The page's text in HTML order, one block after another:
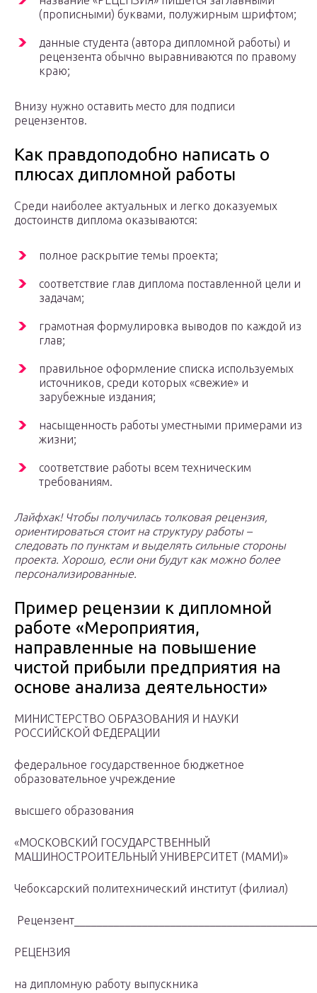
(прописными) буквами, полужирным шрифтом;
данные студента (автора дипломной работы) и
рецензента обычно выравниваются по правому
краю;
Внизу нужно оставить место для подписи
рецензентов.
Как правдоподобно написать о
плюсах дипломной работы
Среди наиболее актуальных и легко доказуемых
достоинств диплома оказываются:
полное раскрытие темы проекта;
соответствие глав диплома поставленной цели и
задачам;
грамотная формулировка выводов по каждой из
глав;
правильное оформление списка используемых
источников, среди которых «свежие» и
зарубежные издания;
насыщенность работы уместными примерами из
жизни;
соответствие работы всем техническим
требованиям.
Лайфхак! Чтобы получилась толковая рецензия,
ориентироваться стоит на структуру работы –
следовать по пунктам и выделять сильные стороны
проекта. Хорошо, если они будут как можно более
персонализированные.
Пример рецензии к дипломной
работе «Мероприятия,
направленные на повышение
чистой прибыли предприятия на
основе анализа деятельности»
МИНИСТЕРСТВО ОБРАЗОВАНИЯ И НАУКИ
РОССИЙСКОЙ ФЕДЕРАЦИИ
федеральное государственное бюджетное
образовательное учреждение
высшего образования
«МОСКОВСКИЙ ГОСУДАРСТВЕННЫЙ
МАШИНОСТРОИТЕЛЬНЫЙ УНИВЕРСИТЕТ (МАМИ)»
Чебоксарский политехнический институт (филиал)
РЕЦЕНЗИЯ
на дипломную работу выпускника